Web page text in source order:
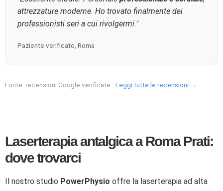
attrezzature moderne. Ho trovato finalmente dei
professionisti seri a cui rivolgermi."
Paziente verificato, Roma
Fonte: recensioni Google verificate · Leggi tutte le recensioni →
Laserterapia antalgica a Roma Prati:
dove trovarci
Il nostro studio PowerPhysio offre la laserterapia ad alta